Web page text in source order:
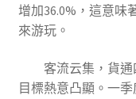
增加36.0%，這意味
來游玩。
客流云集，貨
目標熱意凸顯。一